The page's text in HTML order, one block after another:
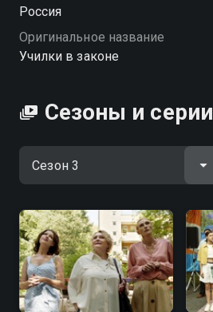
Россия
Оригинальное название
Училки в законе
Сезоны и серии